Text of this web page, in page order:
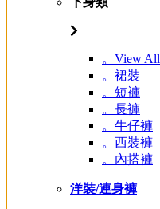
。View All
。裙裝
。短褲
。長褲
。牛仔褲
。西裝褲
。內搭褲
洋裝/連身褲